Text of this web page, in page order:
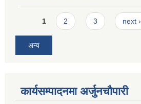
Pages
1 2 3 next ›
अन्य
कार्यसम्पादनमा अर्जुनचौपारी